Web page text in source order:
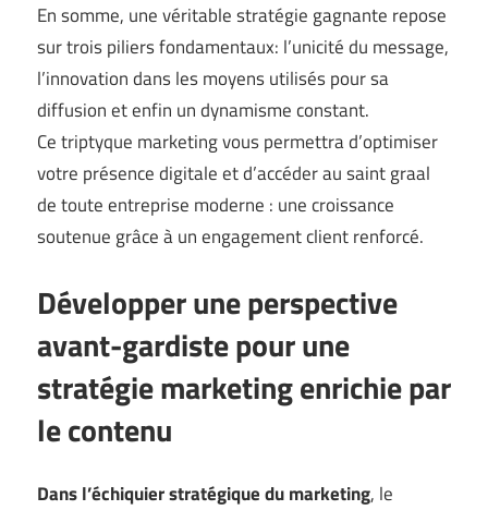
En somme, une véritable stratégie gagnante repose
sur trois piliers fondamentaux: l’unicité du message,
l’innovation dans les moyens utilisés pour sa
diffusion et enfin un dynamisme constant.
Ce triptyque marketing vous permettra d’optimiser
votre présence digitale et d’accéder au saint graal
de toute entreprise moderne : une croissance
soutenue grâce à un engagement client renforcé.
Développer une perspective
avant-gardiste pour une
stratégie marketing enrichie par
le contenu
Dans l’échiquier stratégique du marketing, le